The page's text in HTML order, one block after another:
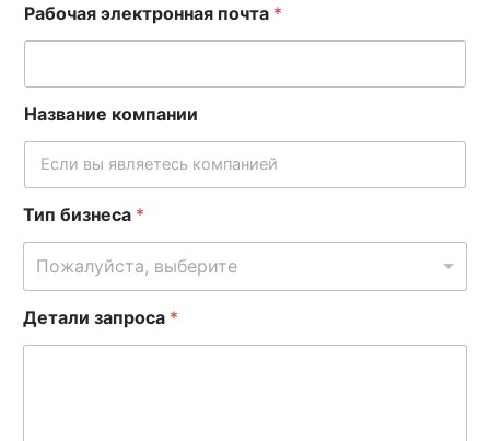
Рабочая электронная почта *
Название компании
Тип бизнеса *
Пожалуйста, выберите
Детали запроса *